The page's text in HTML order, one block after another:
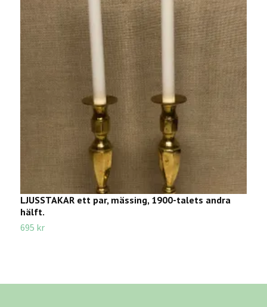
LJUSSTAKAR ett par, mässing, 1900-talets andra
hälft.
695 kr